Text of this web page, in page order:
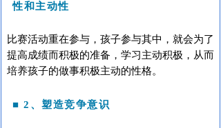
性和主动性
比赛活动重在参与，孩子参与其中，就会为了
提高成绩而积极的准备，学习主动积极，从而
培养孩子的做事积极主动的性格。
■ 2、塑造竞争意识